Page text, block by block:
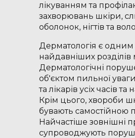
лікуванням та
захворювань шкіри,
оболонок, нігтів та
Дерматологія є одним
найдавніших
Дерматологічні
об'єктом пильної
та лікарів усіх часів та
Крім цього, хвороби
бувають самостійною
Найчастіше зовнішні
супроводжують